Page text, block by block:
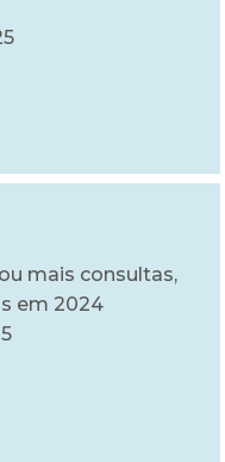
mais consultas,
em 2024